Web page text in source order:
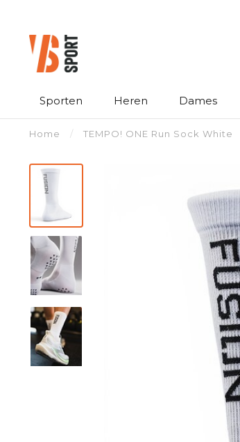
Sporten Heren Dames
Home / TEMPO! ONE Run Sock White